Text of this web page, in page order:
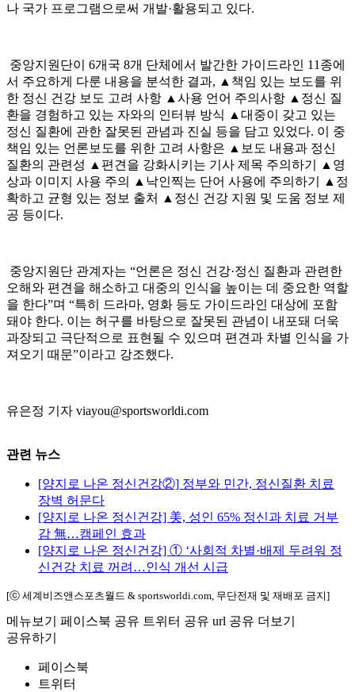
나 국가 프로그램으로써 개발·활용되고 있다.
중앙지원단이 6개국 8개 단체에서 발간한 가이드라인 11종에
서 주요하게 다룬 내용을 분석한 결과, ▲책임 있는 보도를 위
한 정신 건강 보도 고려 사항 ▲사용 언어 주의사항 ▲정신 질
환을 경험하고 있는 자와의 인터뷰 방식 ▲대중이 갖고 있는
정신 질환에 관한 잘못된 관념과 진실 등을 담고 있었다. 이 중
책임 있는 언론보도를 위한 고려 사항은 ▲보도 내용과 정신
질환의 관련성 ▲편견을 강화시키는 기사 제목 주의하기 ▲영
상과 이미지 사용 주의 ▲낙인찍는 단어 사용에 주의하기 ▲정
확하고 균형 있는 정보 출처 ▲정신 건강 지원 및 도움 정보 제
공 등이다.
중앙지원단 관계자는 “언론은 정신 건강·정신 질환과 관련한
오해와 편견을 해소하고 대중의 인식을 높이는 데 중요한 역할
을 한다”며 “특히 드라마, 영화 등도 가이드라인 대상에 포함
돼야 한다. 이는 허구를 바탕으로 잘못된 관념이 내포돼 더욱
과장되고 극단적으로 표현될 수 있으며 편견과 차별 인식을 가
져오기 때문”이라고 강조했다.
유은정 기자 viayou@sportsworldi.com
관련 뉴스
[양지로 나온 정신건강②] 정부와 민간, 정신질환 치료
장벽 허문다
[양지로 나온 정신건강] 美, 성인 65% 정신과 치료 거부
감 無…캠페인 효과
[양지로 나온 정신건강] ① ‘사회적 차별·배제 두려워 정
신건강 치료 꺼려…인식 개선 시급
[ⓒ 세계비즈앤스포츠월드 & sportsworldi.com, 무단전재 및 재배포 금지]
메뉴보기 페이스북 공유 트위터 공유 url 공유 더보기
공유하기
페이스북
트위터